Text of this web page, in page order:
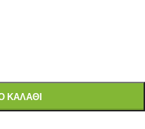
ΚΑΛΆΘΙ